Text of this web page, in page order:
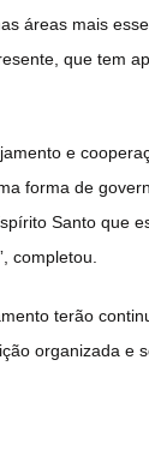
áreas mais
que tem
e
forma de
Santo que
completou.
terão
organizada e